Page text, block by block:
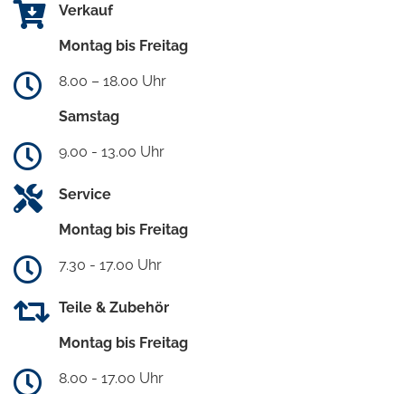
Verkauf
Montag bis Freitag
8.00 – 18.00 Uhr
Samstag
9.00 - 13.00 Uhr
Service
Montag bis Freitag
7.30 - 17.00 Uhr
Teile & Zubehör
Montag bis Freitag
8.00 - 17.00 Uhr